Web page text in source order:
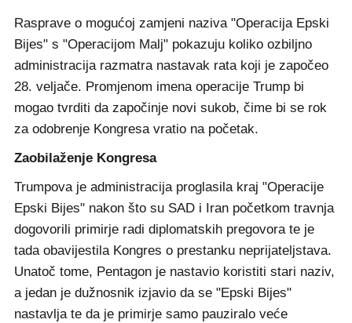
Rasprave o mogućoj zamjeni naziva "Operacija Epski
Bijes" s "Operacijom Malj" pokazuju koliko ozbiljno
administracija razmatra nastavak rata koji je započeo
28. veljače. Promjenom imena operacije Trump bi
mogao tvrditi da započinje novi sukob, čime bi se rok
za odobrenje Kongresa vratio na početak.
Zaobilaženje Kongresa
Trumpova je administracija proglasila kraj "Operacije
Epski Bijes" nakon što su SAD i Iran početkom travnja
dogovorili primirje radi diplomatskih pregovora te je
tada obavijestila Kongres o prestanku neprijateljstava.
Unatoč tome, Pentagon je nastavio koristiti stari naziv,
a jedan je dužnosnik izjavio da se "Epski Bijes"
nastavlja te da je primirje samo pauziralo veće